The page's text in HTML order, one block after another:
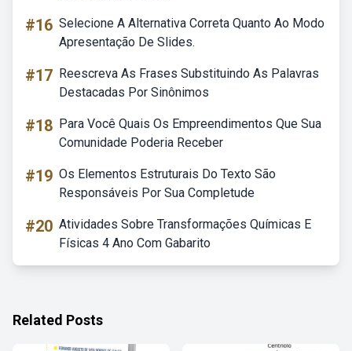
#16 Selecione A Alternativa Correta Quanto Ao Modo
Apresentação De Slides.
#17 Reescreva As Frases Substituindo As Palavras
Destacadas Por Sinônimos
#18 Para Você Quais Os Empreendimentos Que Sua
Comunidade Poderia Receber
#19 Os Elementos Estruturais Do Texto São
Responsáveis Por Sua Completude
#20 Atividades Sobre Transformações Químicas E
Físicas 4 Ano Com Gabarito
Related Posts